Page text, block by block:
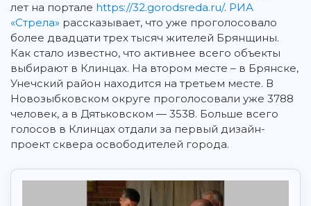
лет на портале https://32.gorodsreda.ru/. РИА
«Стрела» рассказывает, что уже проголосовало
более двадцати трех тысяч жителей Брянщины.
Как стало известно, что активнее всего объекты
выбирают в Клинцах. На втором месте – в Брянске,
Унечский район находится на третьем месте. В
Новозыбковском округе проголосовали уже 3788
человек, а в Дятьковском — 3538. Больше всего
голосов в Клинцах отдали за первый дизайн-
проект сквера освободителей города.